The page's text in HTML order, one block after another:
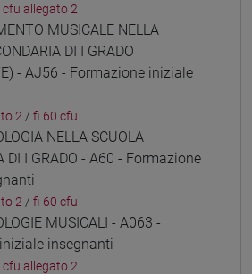
cfu allegato 2
MUSICALE NELLA
DI I GRADO
- AJ56 - Formazione iniziale
2 / fi 60 cfu
NELLA SCUOLA
DI I GRADO - A60 - Formazione
2 / fi 60 cfu
MUSICALI - A063 -
insegnanti
cfu allegato 2